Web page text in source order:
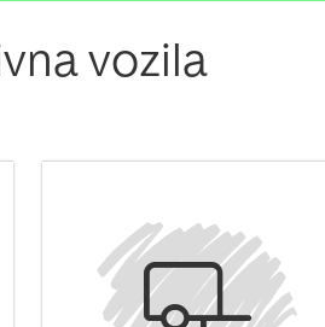
vozila